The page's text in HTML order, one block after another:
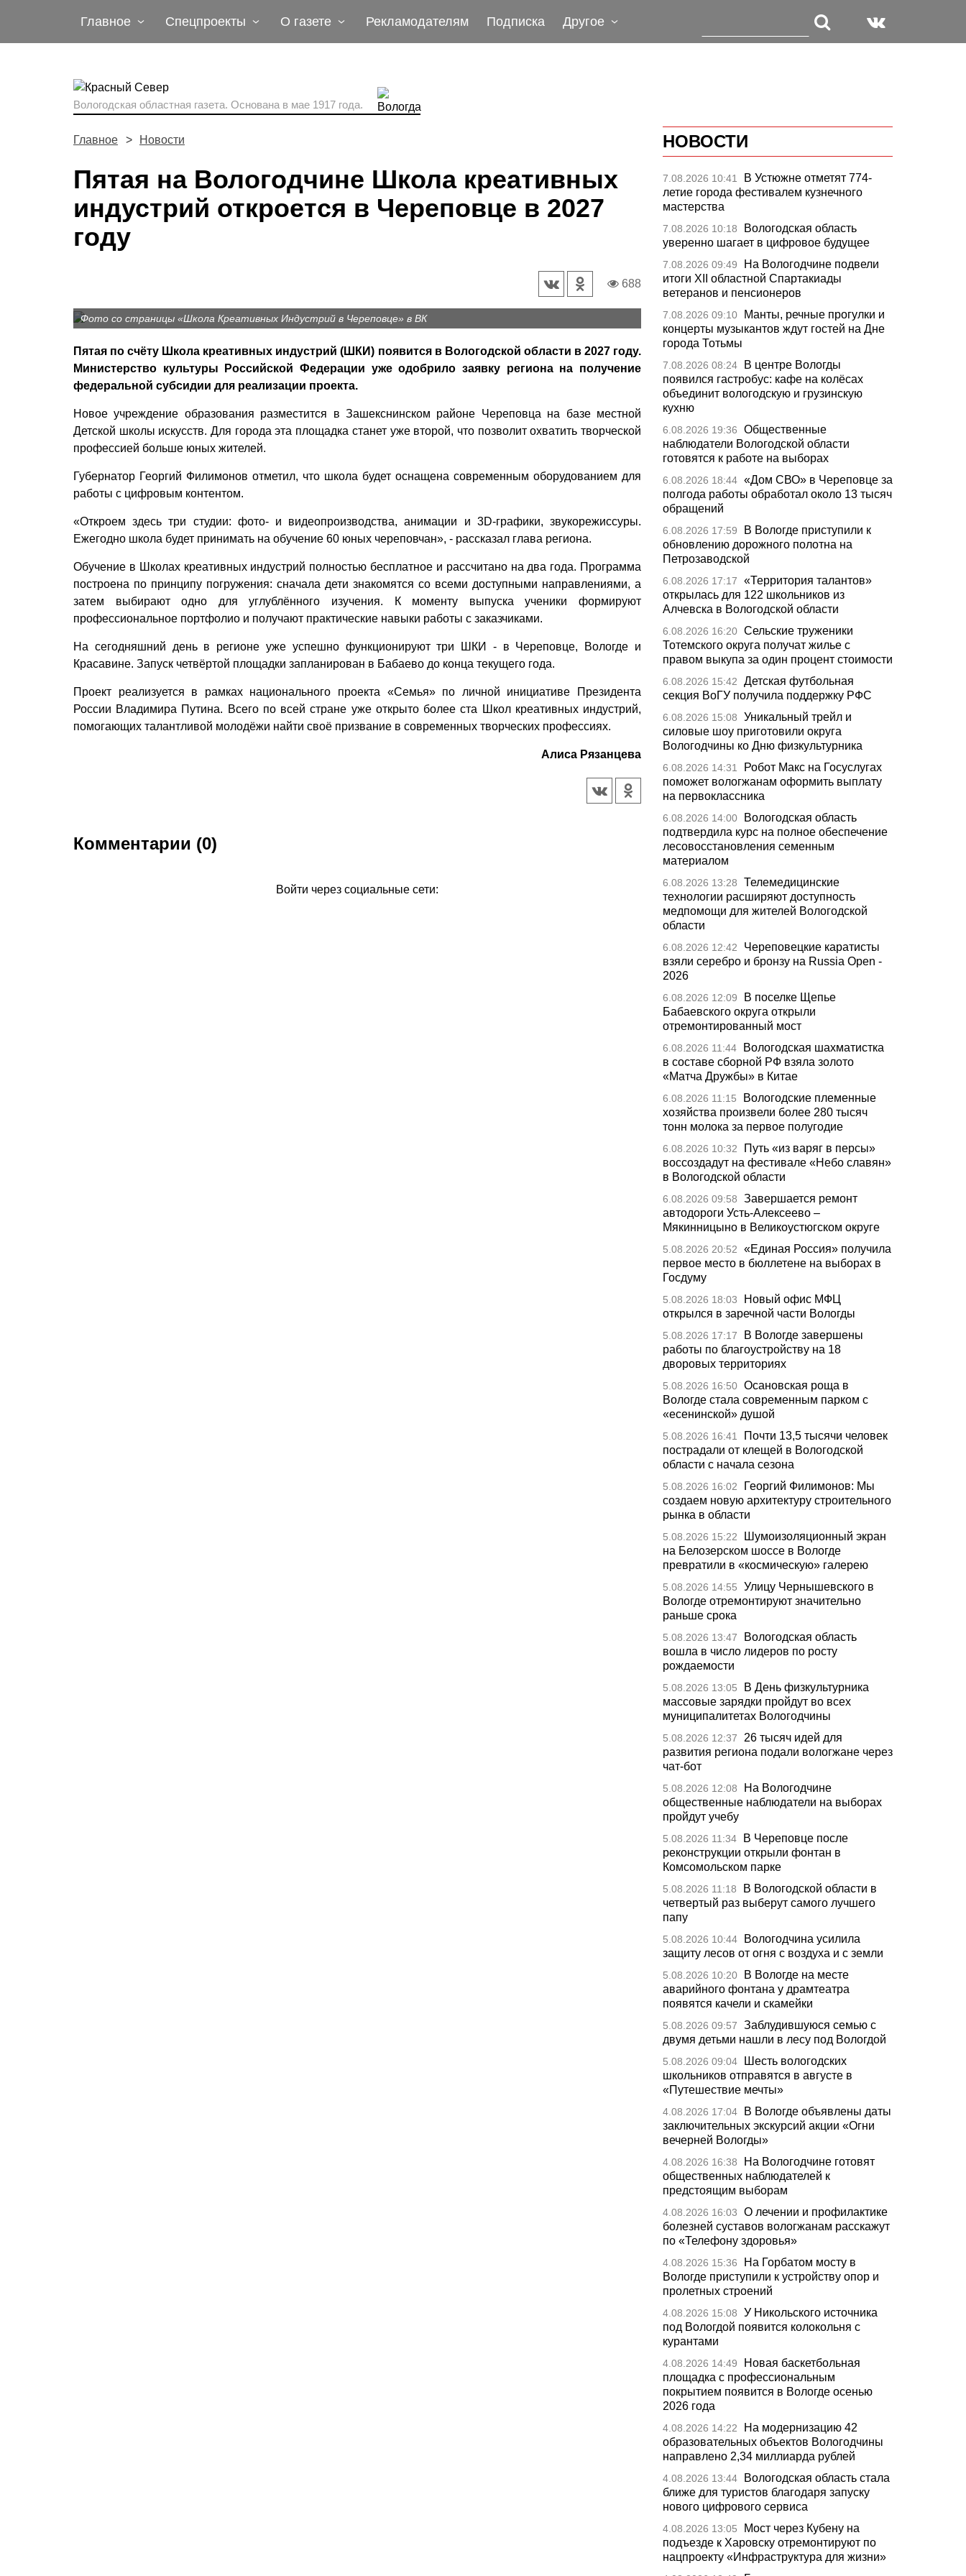
Главное Спецпроекты О газете Рекламодателям Подписка Другое
Вологодская областная газета. Основана в мае 1917 года.
Главное Новости
Пятая на Вологодчине Школа креативных
индустрий откроется в Череповце в 2027
году
688
Фото со страницы «Школа Креативных Индустрий в Череповце» в ВК
Пятая по счёту Школа креативных индустрий (ШКИ) появится в Вологодской области в 2027 году.
Министерство культуры Российской Федерации уже одобрило заявку региона на получение
федеральной субсидии для реализации проекта.
Новое учреждение образования разместится в Зашекснинском районе Череповца на базе местной
Детской школы искусств. Для города эта площадка станет уже второй, что позволит охватить творческой
профессией больше юных жителей.
Губернатор Георгий Филимонов отметил, что школа будет оснащена современным оборудованием для
работы с цифровым контентом.
«Откроем здесь три студии: фото- и видеопроизводства, анимации и 3D-графики, звукорежиссуры.
Ежегодно школа будет принимать на обучение 60 юных череповчан», - рассказал глава региона.
Обучение в Школах креативных индустрий полностью бесплатное и рассчитано на два года. Программа
построена по принципу погружения: сначала дети знакомятся со всеми доступными направлениями, а
затем выбирают одно для углублённого изучения. К моменту выпуска ученики формируют
профессиональное портфолио и получают практические навыки работы с заказчиками.
На сегодняшний день в регионе уже успешно функционируют три ШКИ - в Череповце, Вологде и
Красавине. Запуск четвёртой площадки запланирован в Бабаево до конца текущего года.
Проект реализуется в рамках национального проекта «Семья» по личной инициативе Президента
России Владимира Путина. Всего по всей стране уже открыто более ста Школ креативных индустрий,
помогающих талантливой молодёжи найти своё призвание в современных творческих профессиях.
Алиса Рязанцева
Комментарии (0)
Войти через социальные сети:
НОВОСТИ
7.08.2026 10:41
В Устюжне отметят 774-
летие города фестивалем кузнечного
мастерства
7.08.2026 10:18
Вологодская область
уверенно шагает в цифровое будущее
7.08.2026 09:49
На Вологодчине подвели
итоги XII областной Спартакиады
ветеранов и пенсионеров
7.08.2026 09:10
Манты, речные прогулки и
концерты музыкантов ждут гостей на Дне
города Тотьмы
7.08.2026 08:24
В центре Вологды
появился гастробус: кафе на колёсах
объединит вологодскую и грузинскую
кухню
6.08.2026 19:36
Общественные
наблюдатели Вологодской области
готовятся к работе на выборах
6.08.2026 18:44 «Дом СВО» в Череповце за
полгода работы обработал около 13 тысяч
обращений
6.08.2026 17:59
В Вологде приступили к
обновлению дорожного полотна на
Петрозаводской
6.08.2026 17:17
«Территория талантов»
открылась для 122 школьников из
Алчевска в Вологодской области
6.08.2026 16:20 Сельские труженики
Тотемского округа получат жилье с
правом выкупа за один процент стоимости
6.08.2026 15:42
Детская футбольная
секция ВоГУ получила поддержку РФС
6.08.2026 15:08
Уникальный трейл и
силовые шоу приготовили округа
Вологодчины ко Дню физкультурника
6.08.2026 14:31
Робот Макс на Госуслугах
поможет вологжанам оформить выплату
на первоклассника
6.08.2026 14:00
Вологодская область
подтвердила курс на полное обеспечение
лесовосстановления семенным
материалом
6.08.2026 13:28
Телемедицинские
технологии расширяют доступность
медпомощи для жителей Вологодской
области
6.08.2026 12:42
Череповецкие каратисты
взяли серебро и бронзу на Russia Open -
2026
6.08.2026 12:09
В поселке Щепье
Бабаевского округа открыли
отремонтированный мост
6.08.2026 11:44
Вологодская шахматистка
в составе сборной РФ взяла золото
«Матча Дружбы» в Китае
6.08.2026 11:15
Вологодские племенные
хозяйства произвели более 280 тысяч
тонн молока за первое полугодие
6.08.2026 10:32
Путь «из варяг в персы»
воссоздадут на фестивале «Небо славян»
в Вологодской области
6.08.2026 09:58
Завершается ремонт
автодороги Усть-Алексеево –
Мякинницыно в Великоустюгском округе
5.08.2026 20:52
«Единая Россия» получила
первое место в бюллетене на выборах в
Госдуму
5.08.2026 18:03
Новый офис МФЦ
открылся в заречной части Вологды
5.08.2026 17:17
В Вологде завершены
работы по благоустройству на 18
дворовых территориях
5.08.2026 16:50 Осановская роща в
Вологде стала современным парком с
«есенинской» душой
5.08.2026 16:41
Почти 13,5 тысячи человек
пострадали от клещей в Вологодской
области с начала сезона
5.08.2026 16:02
Георгий Филимонов: Мы
создаем новую архитектуру строительного
рынка в области
5.08.2026 15:22
Шумоизоляционный экран
на Белозерском шоссе в Вологде
превратили в «космическую» галерею
5.08.2026 14:55
Улицу Чернышевского в
Вологде отремонтируют значительно
раньше срока
5.08.2026 13:47
Вологодская область
вошла в число лидеров по росту
рождаемости
5.08.2026 13:05
В День физкультурника
массовые зарядки пройдут во всех
муниципалитетах Вологодчины
5.08.2026 12:37
26 тысяч идей для
развития региона подали вологжане через
чат-бот
5.08.2026 12:08
На Вологодчине
общественные наблюдатели на выборах
пройдут учебу
5.08.2026 11:34
В Череповце после
реконструкции открыли фонтан в
Комсомольском парке
5.08.2026 11:18
В Вологодской области в
четвертый раз выберут самого лучшего
папу
5.08.2026 10:44
Вологодчина усилила
защиту лесов от огня с воздуха и с земли
5.08.2026 10:20
В Вологде на месте
аварийного фонтана у драмтеатра
появятся качели и скамейки
5.08.2026 09:57
Заблудившуюся семью с
двумя детьми нашли в лесу под Вологдой
5.08.2026 09:04
Шесть вологодских
школьников отправятся в августе в
«Путешествие мечты»
4.08.2026 17:04
В Вологде объявлены даты
заключительных экскурсий акции «Огни
вечерней Вологды»
4.08.2026 16:38
На Вологодчине готовят
общественных наблюдателей к
предстоящим выборам
4.08.2026 16:03
О лечении и профилактике
болезней суставов вологжанам расскажут
по «Телефону здоровья»
4.08.2026 15:36
На Горбатом мосту в
Вологде приступили к устройству опор и
пролетных строений
4.08.2026 15:08
У Никольского источника
под Вологдой появится колокольня с
курантами
4.08.2026 14:49
Новая баскетбольная
площадка с профессиональным
покрытием появится в Вологде осенью
2026 года
4.08.2026 14:22
На модернизацию 42
образовательных объектов Вологодчины
направлено 2,34 миллиарда рублей
4.08.2026 13:44
Вологодская область стала
ближе для туристов благодаря запуску
нового цифрового сервиса
4.08.2026 13:05
Мост через Кубену на
подъезде к Харовску отремонтируют по
нацпроекту «Инфраструктура для жизни»